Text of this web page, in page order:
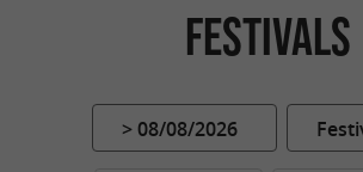
Festivals
> 08/08/2026